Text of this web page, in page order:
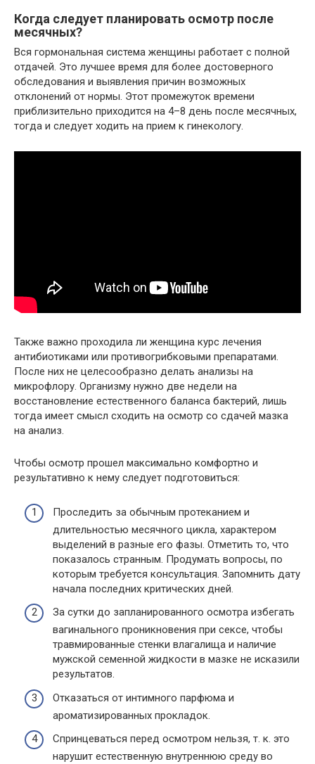
Когда следует планировать осмотр после
месячных?
Вся гормональная система женщины работает с полной
отдачей. Это лучшее время для более достоверного
обследования и выявления причин возможных
отклонений от нормы. Этот промежуток времени
приблизительно приходится на 4–8 день после месячных,
тогда и следует ходить на прием к гинекологу.
Также важно проходила ли женщина курс лечения
антибиотиками или противогрибковыми препаратами.
После них не целесообразно делать анализы на
микрофлору. Организму нужно две недели на
восстановление естественного баланса бактерий, лишь
тогда имеет смысл сходить на осмотр со сдачей мазка
на анализ.
Чтобы осмотр прошел максимально комфортно и
результативно к нему следует подготовиться:
Проследить за обычным протеканием и
длительностью месячного цикла, характером
выделений в разные его фазы. Отметить то, что
показалось странным. Продумать вопросы, по
которым требуется консультация. Запомнить дату
начала последних критических дней.
За сутки до запланированного осмотра избегать
вагинального проникновения при сексе, чтобы
травмированные стенки влагалища и наличие
мужской семенной жидкости в мазке не исказили
результатов.
Отказаться от интимного парфюма и
ароматизированных прокладок.
Спринцеваться перед осмотром нельзя, т. к. это
нарушит естественную внутреннюю среду во